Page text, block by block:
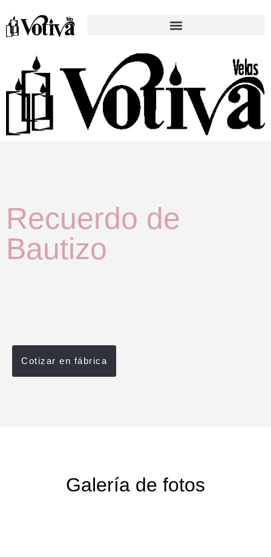
Recuerdo de
Bautizo
Cotizar en fábrica
Galería de fotos